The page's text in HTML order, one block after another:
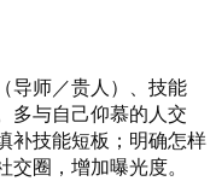
导师／贵人）、技能
多与自己仰慕的人交
补技能短板；明确怎样
圈，增加曝光度。